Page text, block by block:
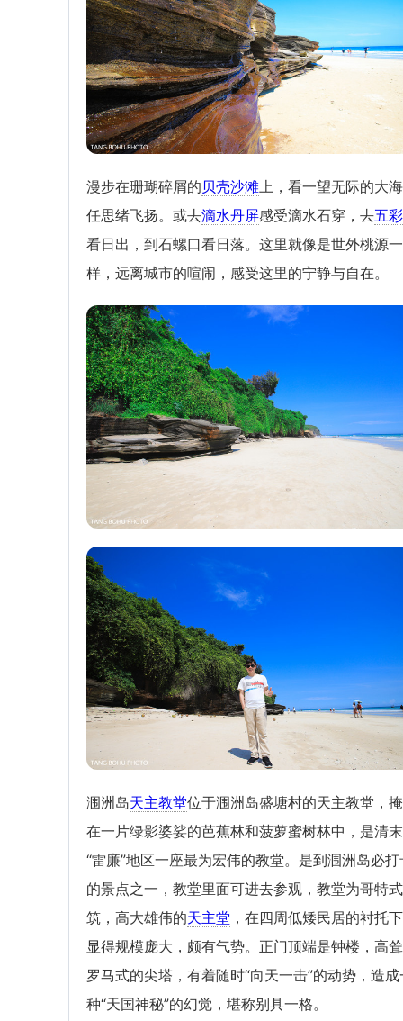
漫步在珊瑚碎屑的贝壳沙滩上，看一望无际的大
任思绪飞扬。或去滴水丹屏感受滴水石穿，去五
看日出，到石螺口看日落。这里就像是世外桃源一
样，远离城市的喧闹，感受这里的宁静与自在。
涠洲岛天主教堂位于涠洲岛盛塘村的天主教堂，
在一片绿影婆娑的芭蕉林和菠萝蜜树林中，是清末
“雷廉”地区一座最为宏伟的教堂。是到涠洲岛必打
的景点之一，教堂里面可进去参观，教堂为哥特
筑，高大雄伟的天主堂 ，在四周低矮民居的衬托
显得规模庞大，颇有气势。正门顶端是钟楼，高
罗马式的尖塔，有着随时“向天一击”的动势，造成
种“天国神秘”的幻觉，堪称别具一格。